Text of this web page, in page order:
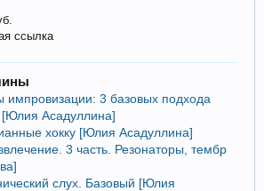
ссылка
импровизации: 3 базовых подхода
Асадуллина]
хокку [Юлия Асадуллина]
3 часть. Резонаторы, тембр
слух. Базовый [Юлия